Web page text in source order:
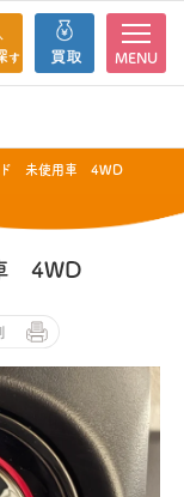
MENU
ド 未使用車 4WD
4WD